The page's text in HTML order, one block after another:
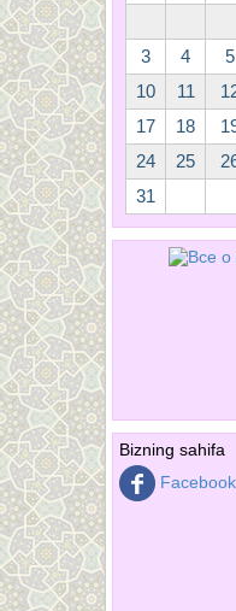
3
4 5
10
11
17
18
24
25
31
Bizning sahifa